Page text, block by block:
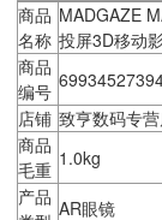
商品
名称
MADGAZE
投屏3D移动
商品
编号
店铺 致亨数码专
商品
毛重 1.0kg
产品 AR眼镜